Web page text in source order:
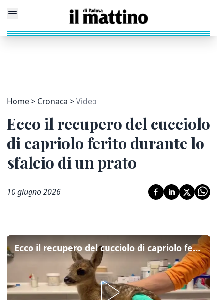
Home Cronaca Video
Ecco il recupero del cucciolo
di capriolo ferito durante lo
sfalcio di un prato
10 giugno 2026
Ecco il recupero del cucciolo di capriolo ferito durante lo sfalcio di un prato